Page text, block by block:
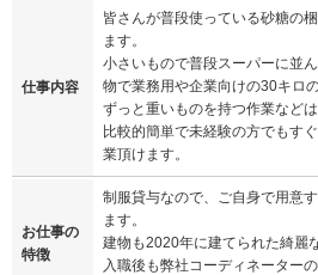
仕事内容
皆さんが普段使っている砂糖の
ます。
小さいもので普段スーパーに並
物で業務用や企業向けの30キロ
ずっと重いものを持つ作業など
比較的簡単で未経験の方でもす
業頂けます。
お仕事の
特徴
制服貸与なので、ご自身で用意
ます。
建物も2020年に建てられた綺麗
入職後も弊社コーディネーター